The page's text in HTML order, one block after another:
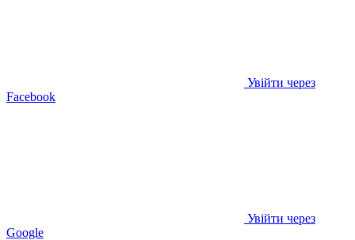
Увійти через
Facebook
Увійти через
Google